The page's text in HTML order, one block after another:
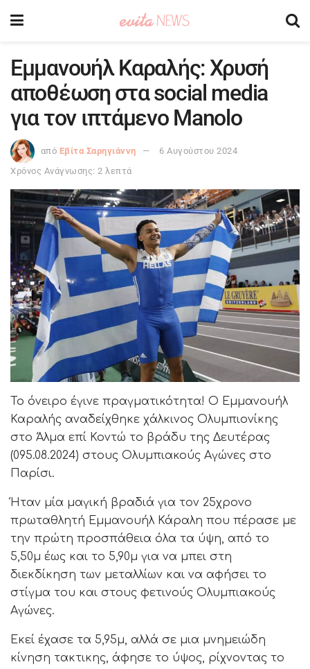
Εμμανουήλ Καραλής: Χρυσή
αποθέωση στα social media
για τον ιπτάμενο Manolo
από Εβίτα Σαρηγιάννη
6 Αυγούστου 2024
Χρόνος Ανάγνωσης: 2 λεπτά
Το όνειρο έγινε πραγματικότητα! Ο Εμμανουήλ
Καραλής αναδείχθηκε χάλκινος Ολυμπιονίκης
στο Άλμα επί Κοντώ το βράδυ της Δευτέρας
(095.08.2024) στους Ολυμπιακούς Αγώνες στο
Παρίσι.
Ήταν μία μαγική βραδιά για τον 25χρονο
πρωταθλητή Εμμανουήλ Κάραλη που πέρασε με
την πρώτη προσπάθεια όλα τα ύψη, από το
5,50μ έως και το 5,90μ για να μπει στη
διεκδίκηση των μεταλλίων και να αφήσει το
στίγμα του και στους φετινούς Ολυμπιακούς
Αγώνες.
Εκεί έχασε τα 5,95μ, αλλά σε μια μνημειώδη
κίνηση τακτικης, άφησε το ύψος, ρίχνοντας το